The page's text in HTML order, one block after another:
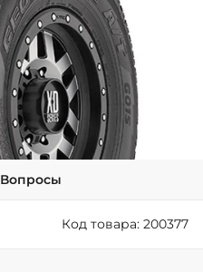
+38 (067) 911-14-14
- на Щепкина
+38 (098) 911-911-0
- на Тополе
+38 (098) 911-911-4
- на Калиновой
+38 (077) 7-184-184
- Донецкое шоссе
+38 (050)-911-911-2
+38 (099)-643-33-77
Вопросы
Код товара: 200377